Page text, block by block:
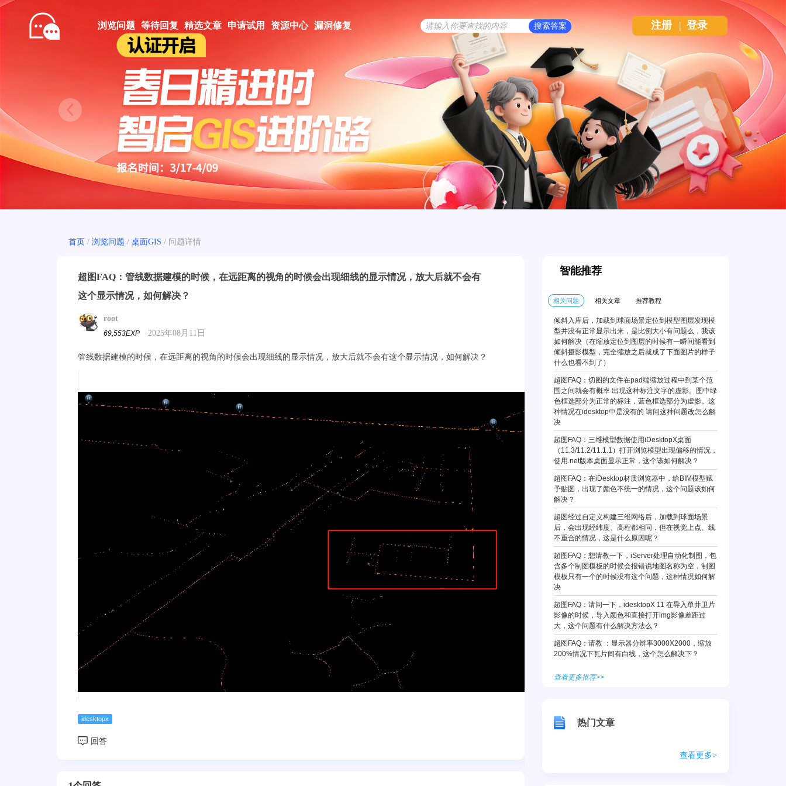
Next
Prev
浏览问题 等待回复 精选文章 申请试用 资源中心 漏洞修复 注册 | 登录
首页 / 浏览问题 / 桌面GIS / 问题详情
超图FAQ：管线数据建模的时候，在远距离的视角的时候会出现细线的显示情况，放大后就不会有
这个显示情况，如何解决？
root
69,553EXP 2025年08月11日
管线数据建模的时候，在远距离的视角的时候会出现细线的显示情况，放大后就不会有这个显示情况，如何解决？
idesktopx
智能推荐
相关问题 相关文章 推荐教程
倾斜入库后，加载到球面场景定位到模型图层发现模
型并没有正常显示出来，是比例大小有问题么，我该
如何解决（在缩放定位到图层的时候有一瞬间能看到
倾斜摄影模型，完全缩放之后就成了下面图片的样子
什么也看不到了）
超图FAQ：切图的文件在pad端缩放过程中到某个范
围之间就会有概率 出现这种标注文字的虚影。图中绿
色框选部分为正常的标注，蓝色框选部分为虚影。这
种情况在idesktop中是没有的 请问这种问题改怎么解
决
超图FAQ：三维模型数据使用iDesktopX桌面
（11.3/11.2/11.1.1）打开浏览模型出现偏移的情况，
使用.net版本桌面显示正常，这个该如何解决？
超图FAQ：在iDesktop材质浏览器中，给BIM模型赋
予贴图，出现了颜色不统一的情况，这个问题该如何
解决？
超图经过自定义构建三维网络后，加载到球面场景
后，会出现经纬度、高程都相同，但在视觉上点、线
不重合的情况，这是什么原因呢？
超图FAQ：想请教一下，iServer处理自动化制图，包
含多个制图模板的时候会报错说地图名称为空，制图
模板只有一个的时候没有这个问题，这种情况如何解
决
超图FAQ：请问一下，idesktopX 11 在导入单井卫片
影像的时候，导入颜色和直接打开img影像差距过
大，这个问题有什么解决方法么？
超图FAQ：请教 ：显示器分辨率3000X2000，缩放
200%情况下瓦片间有白线，这个怎么解决下？
查看更多推荐>>
热门文章
查看更多>